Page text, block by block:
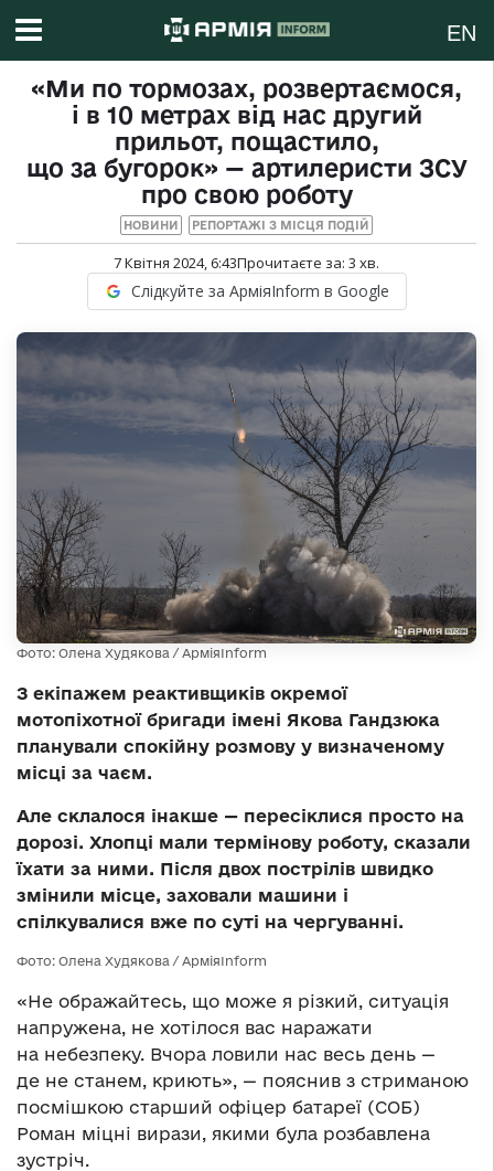
EN
«Ми по тормозах, розвертаємося,
і в 10 метрах від нас другий
прильот, пощастило,
що за бугорок» — артилеристи ЗСУ
про свою роботу
НОВИНИ РЕПОРТАЖІ З МІСЦЯ ПОДІЙ
7 Квітня 2024, 6:43Прочитаєте за: 3 хв.
Слідкуйте за АрміяInform в Google
Фото: Олена Худякова / АрміяInform
З екіпажем реактивщиків окремої
мотопіхотної бригади імені Якова Гандзюка
планували спокійну розмову у визначеному
місці за чаєм.
Але склалося інакше — пересіклися просто на
дорозі. Хлопці мали термінову роботу, сказали
їхати за ними. Після двох пострілів швидко
змінили місце, заховали машини і
спілкувалися вже по суті на чергуванні.
Фото: Олена Худякова / АрміяInform
«Не ображайтесь, що може я різкий, ситуація
напружена, не хотілося вас наражати
на небезпеку. Вчора ловили нас весь день —
де не станем, криють», — пояснив з стриманою
посмішкою старший офіцер батареї (СОБ)
Роман міцні вирази, якими була розбавлена
зустріч.